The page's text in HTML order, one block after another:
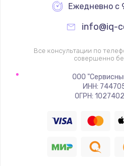
700
Замена
Замена
Ежедневно с
info@iq-
Все консультации по
совершенно
ООО
ИНН:
ОГРН: